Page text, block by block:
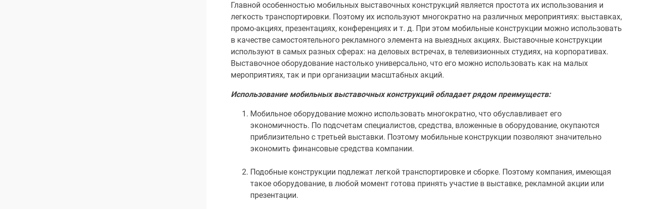
Главной особенностью мобильных выставочных конструкций является простота их использования и
легкость транспортировки. Поэтому их используют многократно на различных мероприятиях: выставках,
промо-акциях, презентациях, конференциях и т. д. При этом мобильные конструкции можно использовать
в качестве самостоятельного рекламного элемента на выездных акциях. Выставочные конструкции
используют в самых разных сферах: на деловых встречах, в телевизионных студиях, на корпоративах.
Выставочное оборудование настолько универсально, что его можно использовать как на малых
мероприятиях, так и при организации масштабных акций.
Использование мобильных выставочных конструкций обладает рядом преимуществ:
Мобильное оборудование можно использовать многократно, что обуславливает его
экономичность. По подсчетам специалистов, средства, вложенные в оборудование, окупаются
приблизительно с третьей выставки. Поэтому мобильные конструкции позволяют значительно
экономить финансовые средства компании.
Подобные конструкции подлежат легкой транспортировке и сборке. Поэтому компания, имеющая
такое оборудование, в любой момент готова принять участие в выставке, рекламной акции или
презентации.